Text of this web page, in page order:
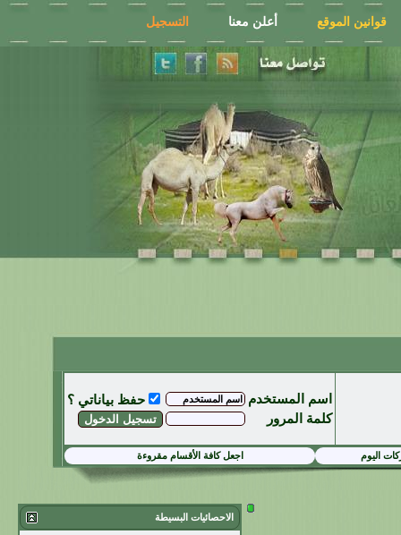
قوانين الموقع أعلن معنا التسجيل
اسم المستخدم
حفظ بياناتي ؟
كلمة المرور
اليوم اجعل كافة الأقسام مقروءة
الاحصائيات البسيطة